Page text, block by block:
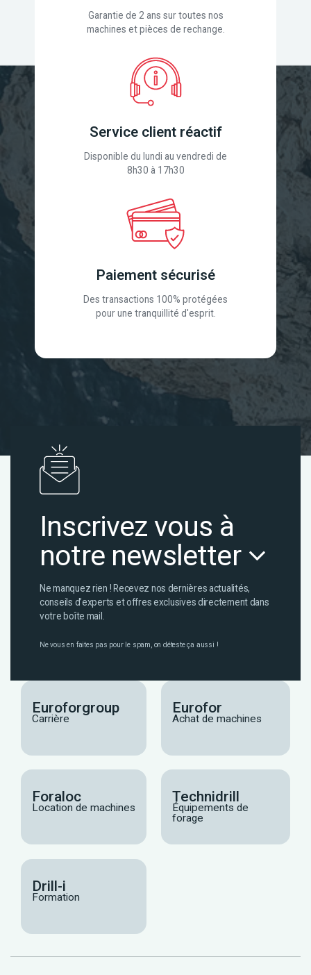
Garantie de 2 ans sur toutes nos
machines et pièces de rechange.
Service client réactif
Disponible du lundi au vendredi de
8h30 à 17h30
Paiement sécurisé
Des transactions 100% protégées
pour une tranquillité d'esprit.
Inscrivez vous à
notre newsletter
Ne manquez rien ! Recevez nos dernières actualités,
conseils d’experts et offres exclusives directement dans
votre boîte mail.
Ne vous en faites pas pour le spam, on déteste ça aussi !
Euroforgroup
Carrière
Eurofor
Achat de machines
Foraloc
Location de machines
Technidrill
Équipements de
forage
Drill-i
Formation